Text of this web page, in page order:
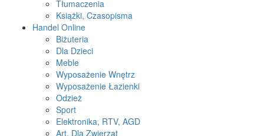
Tłumaczenia
Książki, Czasopisma
Handel Online
Biżuteria
Dla Dzieci
Meble
Wyposażenie Wnętrz
Wyposażenie Łazienki
Odzież
Sport
Elektronika, RTV, AGD
Art. Dla Zwierząt